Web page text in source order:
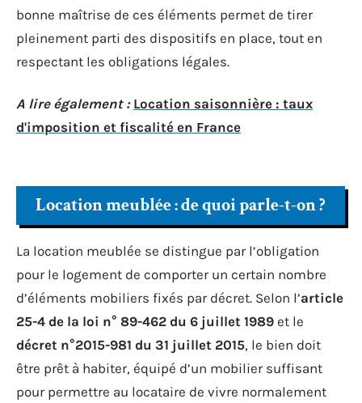
bonne maîtrise de ces éléments permet de tirer
pleinement parti des dispositifs en place, tout en
respectant les obligations légales.
A lire également : Location saisonnière : taux
d'imposition et fiscalité en France
Location meublée : de quoi parle-t-on ?
La location meublée se distingue par l’obligation
pour le logement de comporter un certain nombre
d’éléments mobiliers fixés par décret. Selon l’article
25-4 de la loi n° 89-462 du 6 juillet 1989 et le
décret n°2015-981 du 31 juillet 2015, le bien doit
être prêt à habiter, équipé d’un mobilier suffisant
pour permettre au locataire de vivre normalement